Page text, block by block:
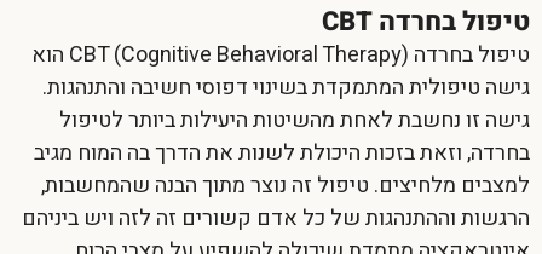
טיפול בחרדה CBT
טיפול בחרדה CBT (Cognitive Behavioral Therapy) הוא
גישה טיפולית המתמקדת בשינוי דפוסי חשיבה והתנהגות.
גישה זו נחשבת לאחת מהשיטות היעילות ביותר לטיפול
בחרדה, וזאת בזכות היכולת לשנות את הדרך בה המוח מגיב
למצבים מלחיצים. טיפול זה נוצר מתוך הבנה שהמחשבות,
הרגשות וההתנהגות של כל אדם קשורים זה לזה ויש ביניהם